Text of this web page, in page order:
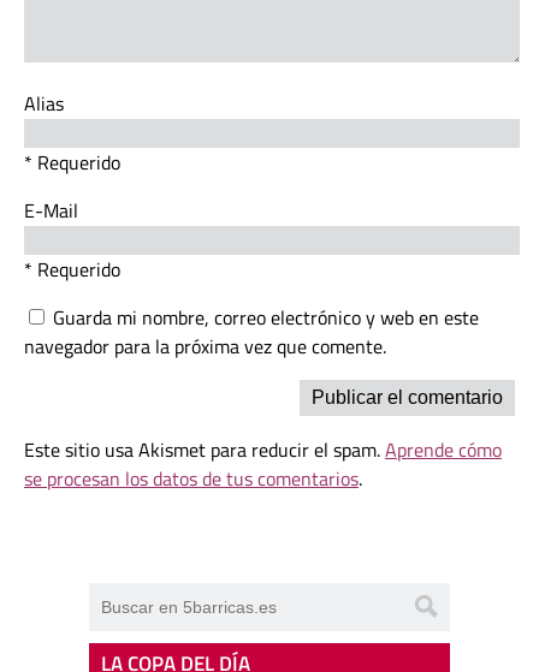
Alias
* Requerido
E-Mail
* Requerido
Guarda mi nombre, correo electrónico y web en este
navegador para la próxima vez que comente.
Este sitio usa Akismet para reducir el spam.Aprende cómo
se procesan los datos de tus comentarios.
LA COPA DEL DÍA